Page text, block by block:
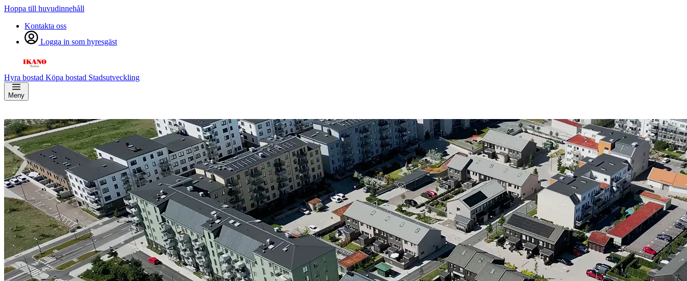
Hoppa till huvudinnehåll
Kontakta oss
Logga in som hyresgäst
Hyra bostad Köpa bostad Stadsutveckling
Meny